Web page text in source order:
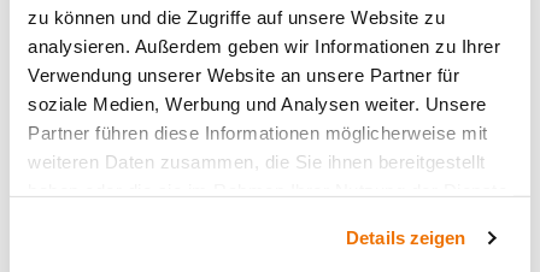
zu können und die Zugriffe auf unsere Website zu
analysieren. Außerdem geben wir Informationen zu Ihrer
Verwendung unserer Website an unsere Partner für
soziale Medien, Werbung und Analysen weiter. Unsere
Partner führen diese Informationen möglicherweise mit
weiteren Daten zusammen, die Sie ihnen bereitgestellt
Details zeigen